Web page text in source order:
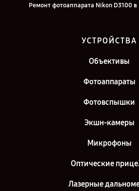
Ремонт фотоаппарата Nikon D3100 в
УСТРОЙСТВА
Объективы
Фотоаппараты
Фотовспышки
Экшн-камеры
Микрофоны
Оптические
Лазерные